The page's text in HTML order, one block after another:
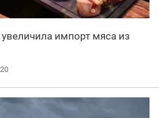
импорт мяса из